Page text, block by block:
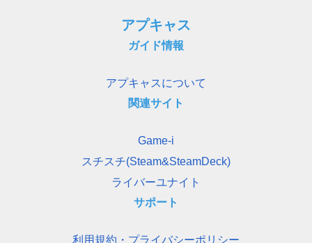
アプキャス
ガイド情報
アプキャスについて
関連サイト
Game-i
スチスチ(Steam&SteamDeck)
ライバーユナイト
サポート
利用規約・プライバシーポリシー